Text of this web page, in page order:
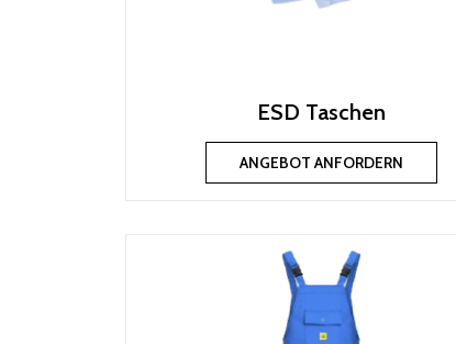
ESD Taschen
ANGEBOT ANFORDERN